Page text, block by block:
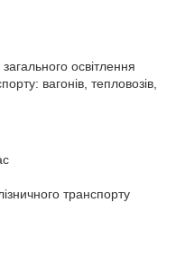
освітлення
вагонів, тепловозів,
транспорту